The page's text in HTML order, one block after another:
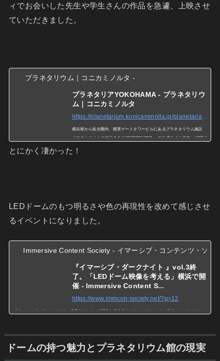
ィでお会いした先生や学生さんの作品を急遽、上映させ
ていただきました。
プラネタリウム｜コニカミノルタ -
プラネタリアYOKOHAMA - プラネタリウ
ム｜コニカミノルタ
https://planetarium.konicaminolta.jp/planetariayokohama/
横浜駅から徒歩圏内、横濱ゲートタワービルにあるプラネタリウム施設
『コニカミノルタプラネタリアYOKOHAMA 』の公式サイトです。 LEDド
とにかく凄かった！
LEDドームのもつ明るさや色の再現性を改めて感じさせ
るイベントになりました。
Immersive Content Society - イマーシブ・コンテンツ・ソサ
『イマーシブ・ダークナイト 』vol.3終
了。「LEDドーム映像を考える」横浜で開
催 - Immersive Content S...
https://www.immcon-society.net/?p=12
『イマーシブ・ダークナイト』終了しました。100名を超えるたくさんのみなさんに来ていただきました。
ドームの持つ魅力とプラネタリウム館の現実